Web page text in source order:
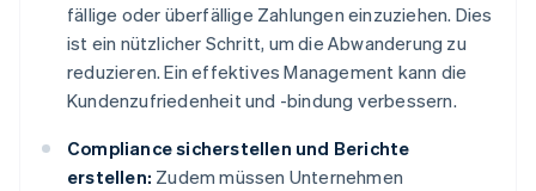
fällige oder überfällige Zahlungen einzuziehen. Dies
ist ein nützlicher Schritt, um die Abwanderung zu
reduzieren. Ein effektives Management kann die
Kundenzufriedenheit und -bindung verbessern.
Compliance sicherstellen und Berichte
erstellen: Zudem müssen Unternehmen